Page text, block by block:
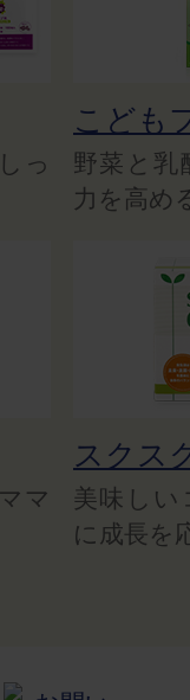
っ
こども
野菜と乳
力を高め
マ
スクス
美味しい
に成長を